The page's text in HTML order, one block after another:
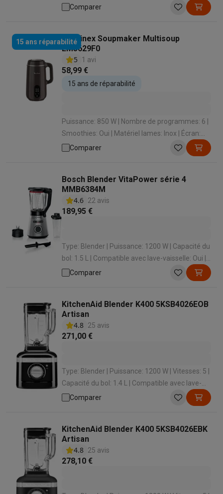
avec lave-vaisselle: Oui
Comparer
15 ans réparabilitéMoulinex Soupmaker Multisoup
LM5629F0
5
1 avi
58,99 €
15 ans de réparabilité
Puissance: 850 W | Nombre de programmes: 6 |
Smoothies: Oui | Matériel lames: Inox | Écran:
OuiComparer
Bosch Blender VitaPower série 4
MMB6384M
4.6 22 avis
189,95 €
Type: Blender | Puissance: 1200 W | Capacité du
bol: 1.5 L | Compatible avec lave-vaisselle: Oui |
Niveau graduation: Oui
Comparer
KitchenAid Blender K400 5KSB4026EOB
Artisan
4.8 25 avis
271,00 €
Type: Blender | Puissance: 1200 W | Vitesses: 5 |
Capacité du bol: 1.4 L | Compatible avec lave-
vaisselle: Oui
Comparer
KitchenAid Blender K400 5KSB4026EBK
Artisan
4.8 25 avis
278,10 €